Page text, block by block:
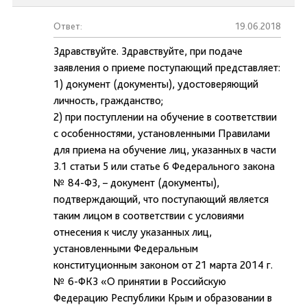
Ответ: 19.06.2018
Здравствуйте. Здравствуйте, при подаче
заявления о приеме поступающий представляет:
1) документ (документы), удостоверяющий
личность, гражданство;
2) при поступлении на обучение в соответствии
с особенностями, установленными Правилами
для приема на обучение лиц, указанных в части
3.1 статьи 5 или статье 6 Федерального закона
№ 84-ФЗ, – документ (документы),
подтверждающий, что поступающий является
таким лицом в соответствии с условиями
отнесения к числу указанных лиц,
установленными Федеральным
конституционным законом от 21 марта 2014 г.
№ 6-ФКЗ «О принятии в Российскую
Федерацию Республики Крым и образовании в